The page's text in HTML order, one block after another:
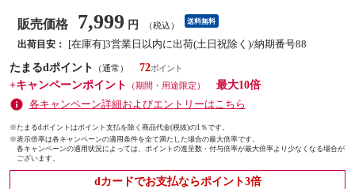
販売価格 7,999 円 （税込） 送料無料
出荷目安：
[在庫有]3営業日以内に出荷(土日祝除く)/納期番号88
たまるdポイント
（通常）
72
+キャンペーンポイント
（期間・用途限定）
最大10倍
各キャンペーン詳細およびエントリーはこちら
※たまるdポイントはポイント支払を除く商品代金(税抜)の1％です。
※表示倍率は各キャンペーンの適用条件を全て満たした場合の最大倍率です。
各キャンペーンの適用状況によっては、ポイントの進呈数・付与倍率が最大倍率より少なくなる場合が
ございます。
dカードでお支払ならポイント3倍